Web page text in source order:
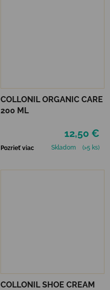
COLLONIL ORGANIC CARE
200 ML
12,50 €
Pozrieť viac Skladom (>5 ks)
COLLONIL SHOE CREAM